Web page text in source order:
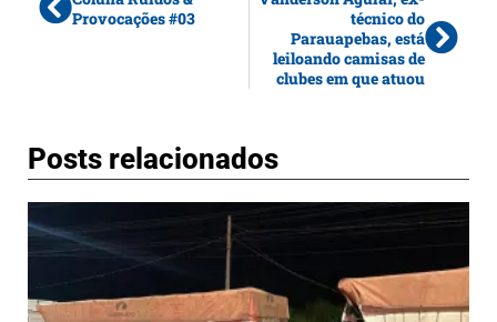
Provocações #03
técnico do
Parauapebas, está
leiloando camisas de
clubes em que atuou
Posts relacionados